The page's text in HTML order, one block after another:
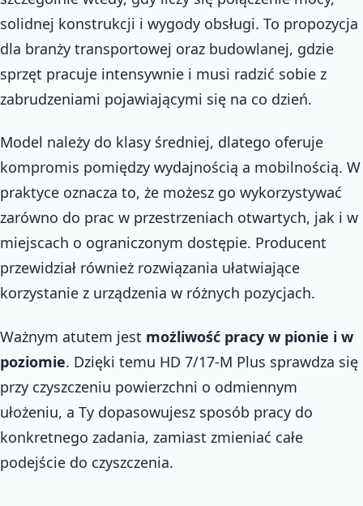
solidnej konstrukcji i wygody obsługi. To propozycja
dla branży transportowej oraz budowlanej, gdzie
sprzęt pracuje intensywnie i musi radzić sobie z
zabrudzeniami pojawiającymi się na co dzień.
Model należy do klasy średniej, dlatego oferuje
kompromis pomiędzy wydajnością a mobilnością. W
praktyce oznacza to, że możesz go wykorzystywać
zarówno do prac w przestrzeniach otwartych, jak i w
miejscach o ograniczonym dostępie. Producent
przewidział również rozwiązania ułatwiające
korzystanie z urządzenia w różnych pozycjach.
Ważnym atutem jest możliwość pracy w pionie i w
poziomie. Dzięki temu HD 7/17-M Plus sprawdza się
przy czyszczeniu powierzchni o odmiennym
ułożeniu, a Ty dopasowujesz sposób pracy do
konkretnego zadania, zamiast zmieniać całe
podejście do czyszczenia.